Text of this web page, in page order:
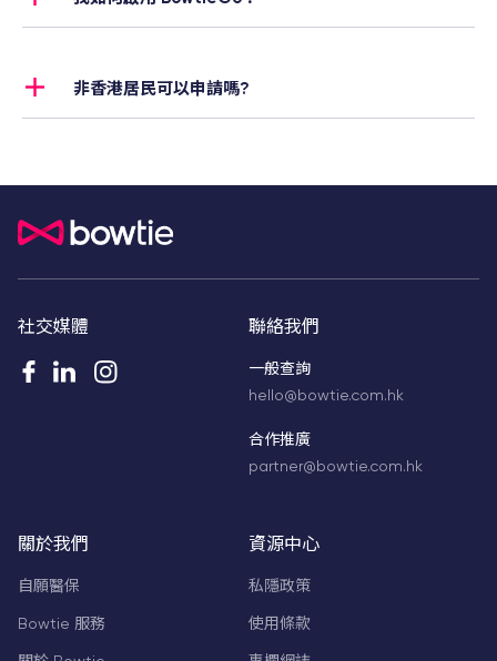
年齡限制。
當你首次申請 Bowtie 自願醫保，我們將會自動附
上 BowtieGo 免費版會籍。提交申請後，會籍將即
非香港居民可以申請嗎?
社交媒體 聯絡我們
一般查詢
hello@bowtie.com.hk
合作推廣
partner@bowtie.com.hk
關於我們
自願醫保
Bowtie 服務
資源中心
私隱政策
使用條款